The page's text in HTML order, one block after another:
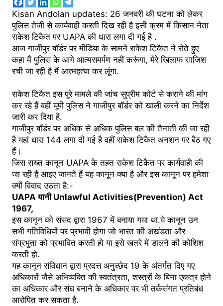
Kisan Andolan updates: 26 जनवरी की घटना को लेकर
पुलिस तेजी से कार्यवाही करती दिख रही है इसी क्रम में किसान नेता
राकेश टिकैत पर UAPA की धारा लगा दी गई है .
आज गाजीपुर बॉर्डर पर मीडिया के सामने राकेश टिकैत ने रोते हुए
कहा मैं पुलिस के आगे आत्मसमर्पण नहीं करूंगा, मेरे खिलाफ साजिश
रची जा रही है मैं आत्महत्या कर लूंगा.
राकेश टिकैत इस पूरे मामले की जांच सुप्रीम कोर्ट से कराने की मांग
कर रहे हैं वहीं यूपी पुलिस ने गाजीपुर बॉर्डर को खाली करने का निर्देश
जारी कर दिया है.
गाजीपुर बॉर्डर पर अधिक से अधिक पुलिस बल की तैनाती की जा रही
है यहां धारा 144 लगा दी गई है वहीं राकेश टिकैत अनशन पर बैठ गए
हैं।
जिस सख्त कानून UAPA के तहत राकेश टिकैत पर कार्यवाही की
जा रही है आइए जानते हैं यह कानून क्या है और इस कानून पर हमेशा
क्यों विवाद उठता है:-
UAPA यानी Unlawful Activities(Prevention) Act
1967,
इस कानून को संसद द्वारा 1967 में बनाया गया था.ये कानून उन
सभी गतिविधियों पर प्रभावी होगा जो भारत की अखंडता और
संप्रभुता को प्रभावित करती हो या इसे खतरे में डालने की कोशिश
करती हो.
यह कानून संविधान द्वारा प्रदत्त अनुच्छेद 19 के अंतर्गत दिए गए
अधिकारों जैसे अभिव्यक्ति की स्वतंत्रता, शस्त्रों के बिना एकत्र होने
का अधिकार और संघ बनाने के अधिकार पर भी तर्कसंगत प्रतिबंध
आरोपित कर सकता है.